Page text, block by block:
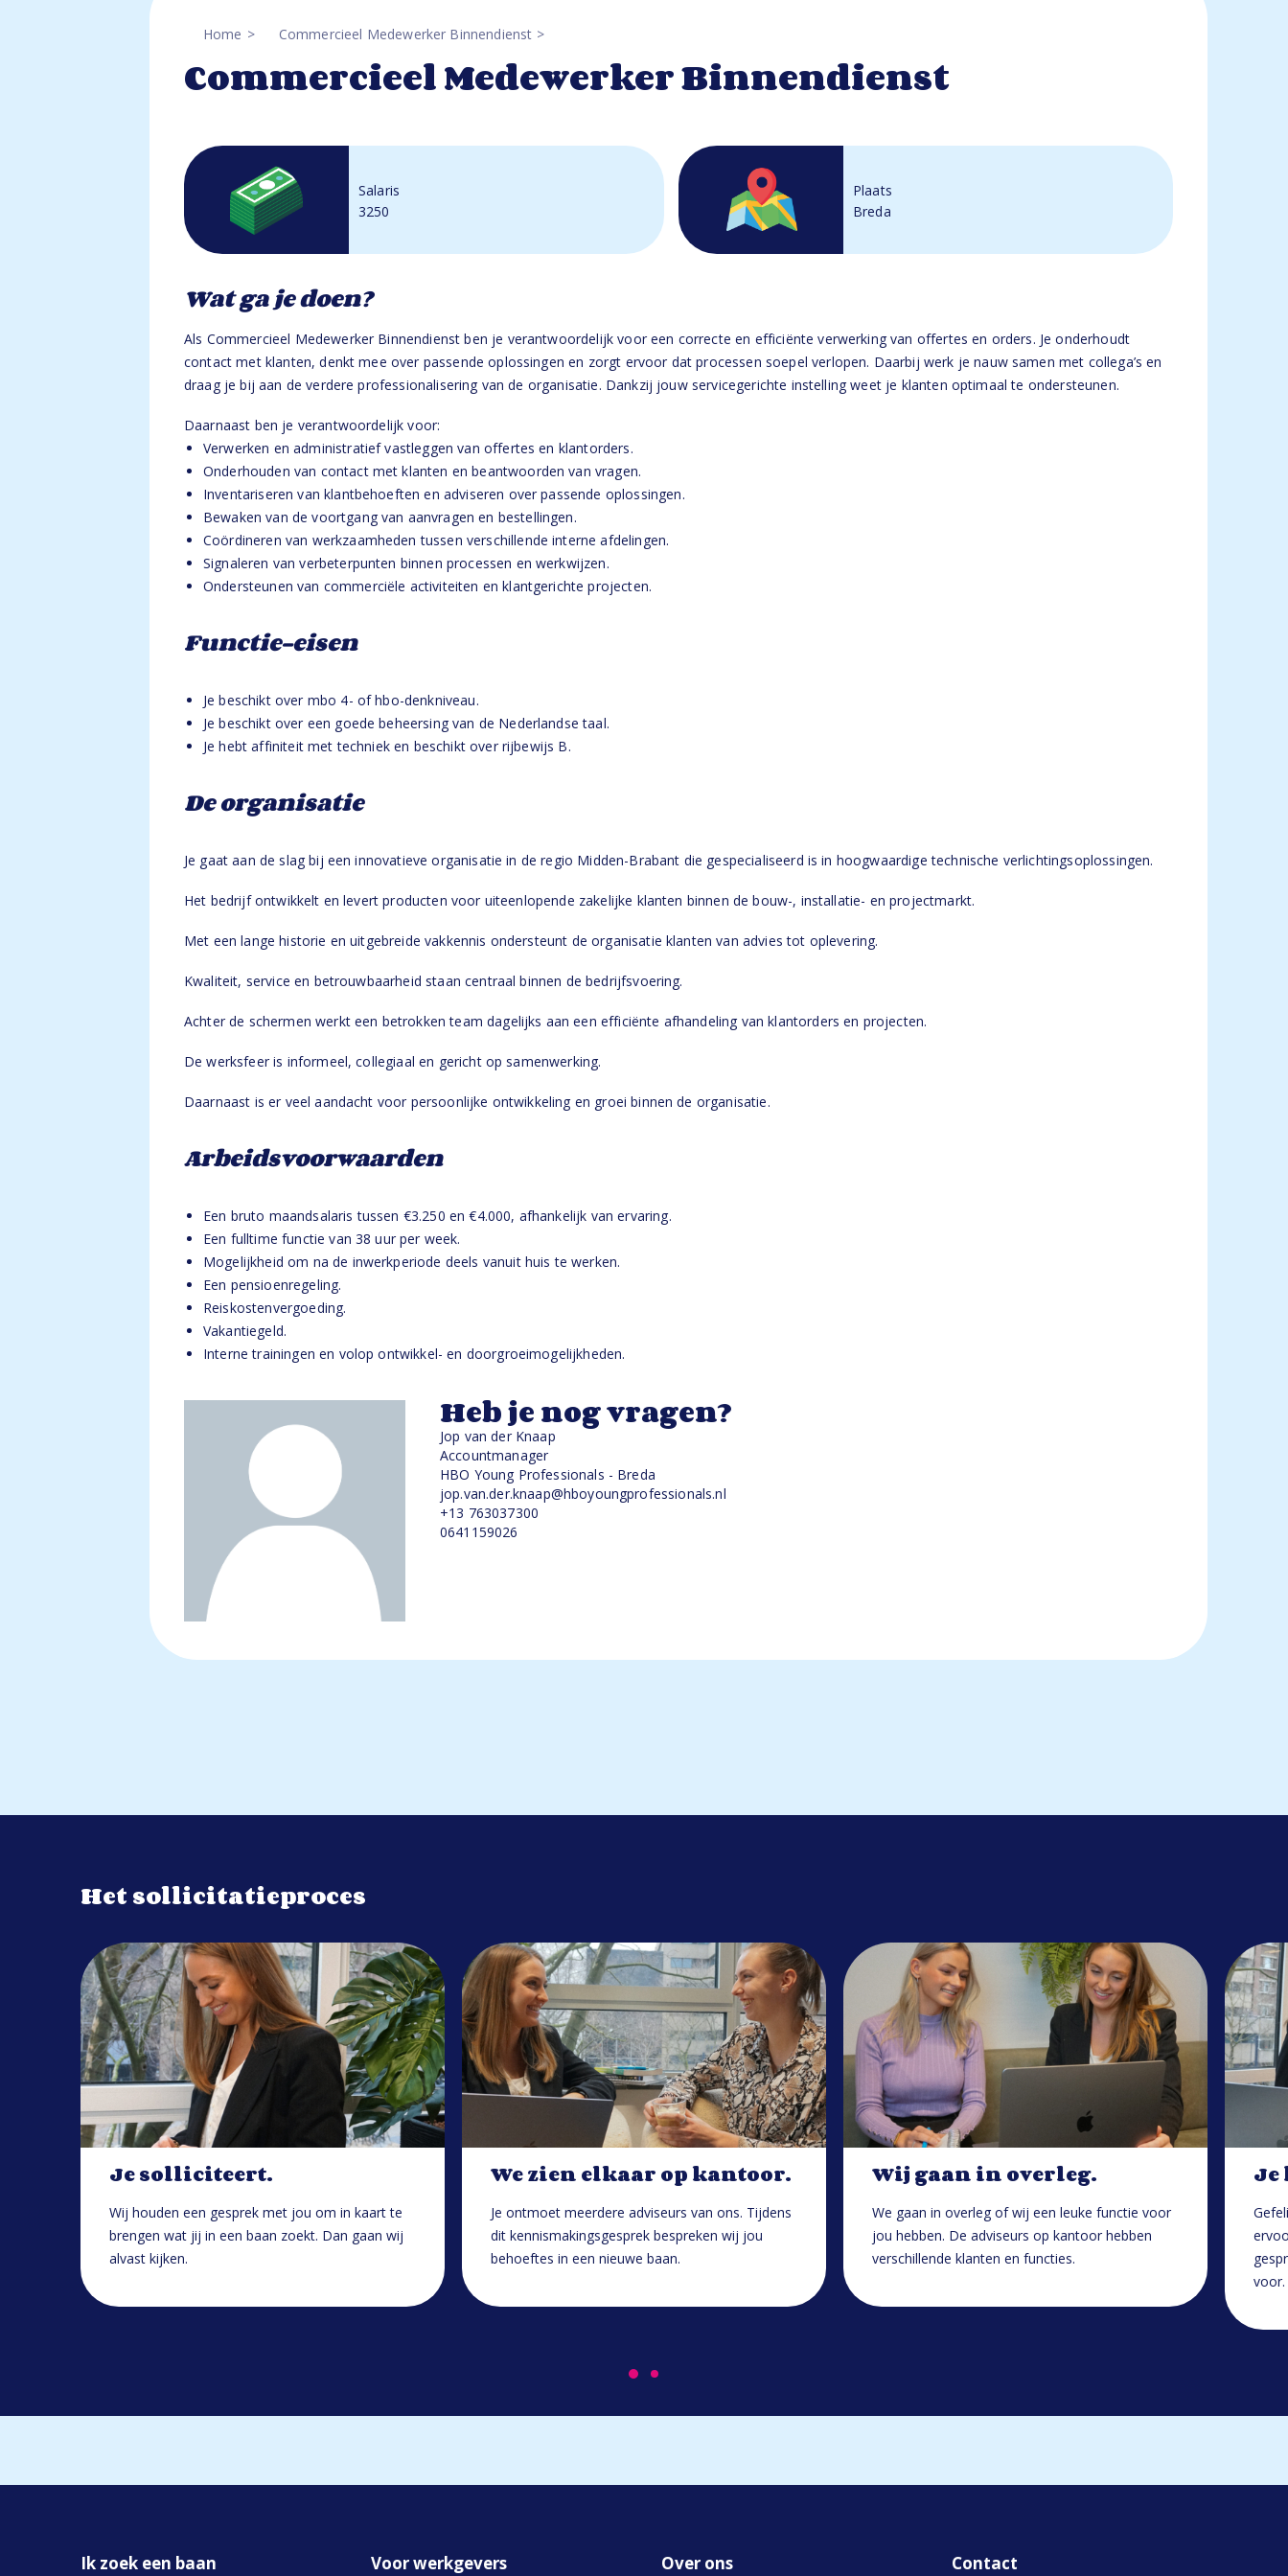
Home Commercieel Medewerker Binnendienst
Commercieel Medewerker Binnendienst
Salaris
3250
Plaats
Breda
Wat ga je doen?
Als Commercieel Medewerker Binnendienst ben je verantwoordelijk voor een correcte en efficiënte verwerking van offertes en orders. Je onderhoudt
contact met klanten, denkt mee over passende oplossingen en zorgt ervoor dat processen soepel verlopen. Daarbij werk je nauw samen met collega’s en
draag je bij aan de verdere professionalisering van de organisatie. Dankzij jouw servicegerichte instelling weet je klanten optimaal te ondersteunen.
Daarnaast ben je verantwoordelijk voor:
Verwerken en administratief vastleggen van offertes en klantorders.
Onderhouden van contact met klanten en beantwoorden van vragen.
Inventariseren van klantbehoeften en adviseren over passende oplossingen.
Bewaken van de voortgang van aanvragen en bestellingen.
Coördineren van werkzaamheden tussen verschillende interne afdelingen.
Signaleren van verbeterpunten binnen processen en werkwijzen.
Ondersteunen van commerciële activiteiten en klantgerichte projecten.
Functie-eisen
Je beschikt over mbo 4- of hbo-denkniveau.
Je beschikt over een goede beheersing van de Nederlandse taal.
Je hebt affiniteit met techniek en beschikt over rijbewijs B.
De organisatie
Je gaat aan de slag bij een innovatieve organisatie in de regio Midden-Brabant die gespecialiseerd is in hoogwaardige technische verlichtingsoplossingen.
Het bedrijf ontwikkelt en levert producten voor uiteenlopende zakelijke klanten binnen de bouw-, installatie- en projectmarkt.
Met een lange historie en uitgebreide vakkennis ondersteunt de organisatie klanten van advies tot oplevering.
Kwaliteit, service en betrouwbaarheid staan centraal binnen de bedrijfsvoering.
Achter de schermen werkt een betrokken team dagelijks aan een efficiënte afhandeling van klantorders en projecten.
De werksfeer is informeel, collegiaal en gericht op samenwerking.
Daarnaast is er veel aandacht voor persoonlijke ontwikkeling en groei binnen de organisatie.
Arbeidsvoorwaarden
Een bruto maandsalaris tussen €3.250 en €4.000, afhankelijk van ervaring.
Een fulltime functie van 38 uur per week.
Mogelijkheid om na de inwerkperiode deels vanuit huis te werken.
Een pensioenregeling.
Reiskostenvergoeding.
Vakantiegeld.
Interne trainingen en volop ontwikkel- en doorgroeimogelijkheden.
Heb je nog vragen?
Jop van der Knaap
Accountmanager
HBO Young Professionals - Breda
jop.van.der.knaap@hboyoungprofessionals.nl
+13 763037300
0641159026
Het sollicitatieproces
Je solliciteert.
Wij houden een gesprek met jou om in kaart te
brengen wat jij in een baan zoekt. Dan gaan wij
alvast kijken.
We zien elkaar op kantoor.
Je ontmoet meerdere adviseurs van ons. Tijdens
dit kennismakingsgesprek bespreken wij jou
behoeftes in een nieuwe baan.
Wij gaan in overleg.
We gaan in overleg of wij een leuke functie voor
jou hebben. De adviseurs op kantoor hebben
verschillende klanten en functies.
Je
voor.
Ik zoek een baan Voor werkgevers Over ons Contact